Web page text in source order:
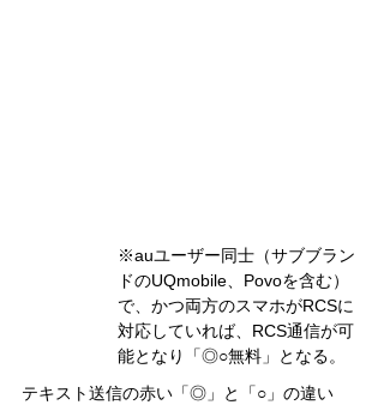
※auユーザー同士（サブブラン
ドのUQmobile、Povoを含む）
で、かつ両方のスマホがRCSに
対応していれば、RCS通信が可
能となり「◎○無料」となる。
テキスト送信の赤い「◎」と「○」の違い